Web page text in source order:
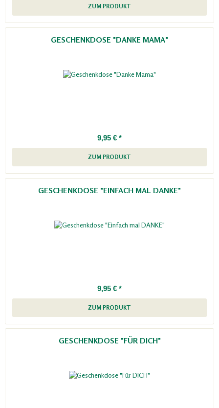
ZUM PRODUKT
GESCHENKDOSE "DANKE MAMA"
9,95 € *
ZUM PRODUKT
GESCHENKDOSE "EINFACH MAL DANKE"
9,95 € *
ZUM PRODUKT
GESCHENKDOSE "FÜR DICH"